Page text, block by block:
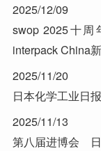
2025/12/09
swop 2025十
interpack China
2025/11/20
日本化学工业日
2025/11/13
第八届进博会